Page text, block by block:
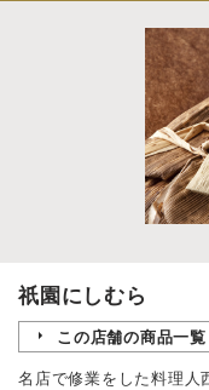
祇園にしむら
この店舗の商品一覧
名店で修業をした料理人